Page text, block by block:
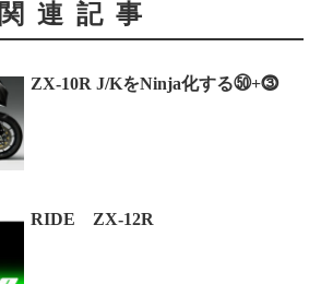
関連記事
ZX-10R J/KをNinja化する㊿+⓷
RIDE ZX-12R